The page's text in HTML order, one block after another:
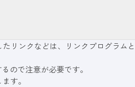
リンクなどは、リンクプログラム
ので注意が必要です。
す。